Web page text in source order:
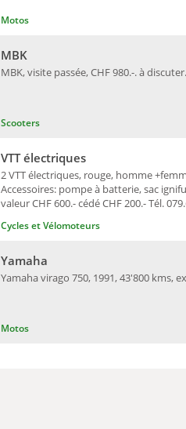
Motos
Scooters
MBK, visite passée, CHF 980.-. à
MBK
Cycles et Vélomoteurs
2 VTT électriques, rouge, homme
Accessoires: pompe à batterie, sac
valeur CHF 600.- cédé CHF 200.- Tél.
VTT électriques
Motos
Yamaha virago 750, 1991, 43'800 kms,
Yamaha